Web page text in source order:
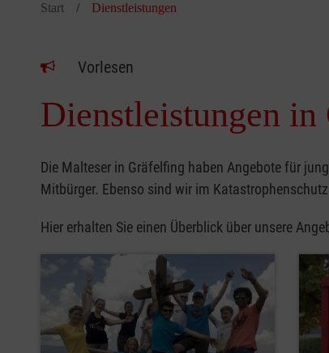
Start Dienstleistungen
Vorlesen
Dienstleistungen
Die Malteser in Gräfelfing haben Angebote für
Mitbürger. Ebenso sind wir im
Hier erhalten Sie einen Überblick über unsere